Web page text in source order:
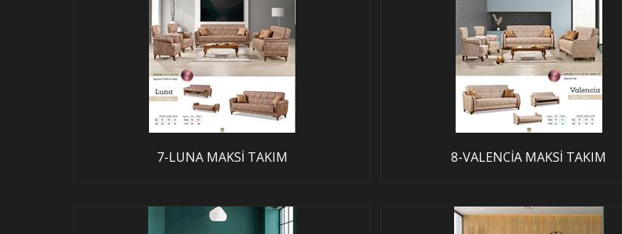
7-LUNA MAKSİ TAKIM 8-VALENCİA MAKSİ TAKIM